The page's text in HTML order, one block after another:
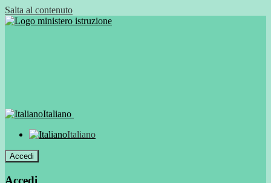
Salta al contenuto
Italiano
Italiano
Accedi
Accedi